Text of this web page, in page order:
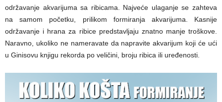
održavanje akvarijuma sa ribicama. Najveće ulaganje se zahteva
na samom početku, prilikom formiranja akvarijuma. Kasnije
održavanje i hrana za ribice predstavljaju znatno manje troškove.
Naravno, ukoliko ne nameravate da napravite akvarijum koji će ući
u Ginisovu knjigu rekorda po veličini, broju ribica ili uređenosti.